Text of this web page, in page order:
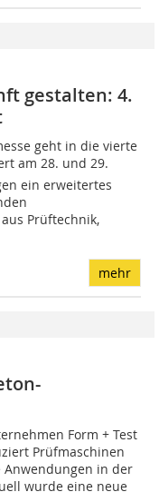
gestalten: 4.
geht in die vierte
am 28. und 29.
ein erweitertes
Prüftechnik,
mehr
Form + Test
Prüfmaschinen
in der
wurde eine neue